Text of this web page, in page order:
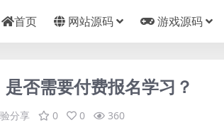
首页 网站源码 游戏源码
否需要付费报名学习？
分享 0 0 360